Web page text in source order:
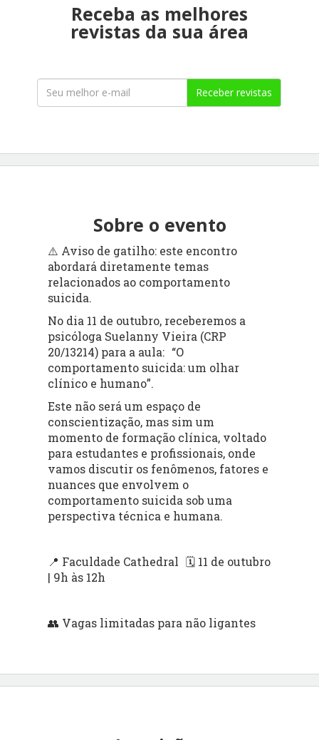
Receba as melhores
revistas da sua área
Receber revistas
Sobre o evento
⚠️ Aviso de gatilho: este encontro
abordará diretamente temas
relacionados ao comportamento
suicida.
No dia 11 de outubro, receberemos a
psicóloga Suelanny Vieira (CRP
20/13214) para a aula: “O
comportamento suicida: um olhar
clínico e humano”.
Este não será um espaço de
conscientização, mas sim um
momento de formação clínica, voltado
para estudantes e profissionais, onde
vamos discutir os fenômenos, fatores e
nuances que envolvem o
comportamento suicida sob uma
perspectiva técnica e humana.
📍 Faculdade Cathedral 🗓 11 de outubro
| 9h às 12h
👥 Vagas limitadas para não ligantes